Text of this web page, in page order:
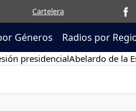
Cartelera
Géneros Radios por
presidencialAbelardo de la